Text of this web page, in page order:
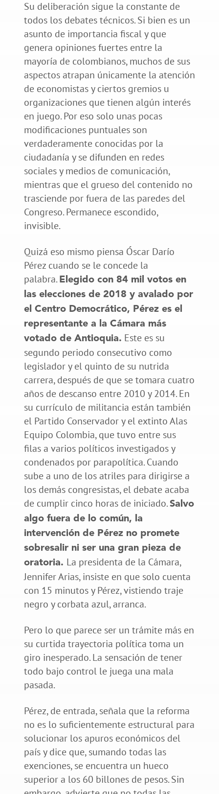
Su deliberación sigue la constante de
todos los debates técnicos. Si bien es un
asunto de importancia fiscal y que
genera opiniones fuertes entre la
mayoría de colombianos, muchos de sus
aspectos atrapan únicamente la atención
de economistas y ciertos gremios u
organizaciones que tienen algún interés
en juego. Por eso solo unas pocas
modificaciones puntuales son
verdaderamente conocidas por la
ciudadanía y se difunden en redes
sociales y medios de comunicación,
mientras que el grueso del contenido no
trasciende por fuera de las paredes del
Congreso. Permanece escondido,
invisible.
Quizá eso mismo piensa Óscar Darío
Pérez cuando se le concede la
palabra. Elegido con 84 mil votos en
las elecciones de 2018 y avalado por
el Centro Democrático, Pérez es el
representante a la Cámara más
votado de Antioquia. Este es su
segundo periodo consecutivo como
legislador y el quinto de su nutrida
carrera, después de que se tomara cuatro
años de descanso entre 2010 y 2014. En
su currículo de militancia están también
el Partido Conservador y el extinto Alas
Equipo Colombia, que tuvo entre sus
filas a varios políticos investigados y
condenados por parapolítica. Cuando
sube a uno de los atriles para dirigirse a
los demás congresistas, el debate acaba
de cumplir cinco horas de iniciado. Salvo
algo fuera de lo común, la
intervención de Pérez no promete
sobresalir ni ser una gran pieza de
oratoria. La presidenta de la Cámara,
Jennifer Arias, insiste en que solo cuenta
con 15 minutos y Pérez, vistiendo traje
negro y corbata azul, arranca.
Pero lo que parece ser un trámite más en
su curtida trayectoria política toma un
giro inesperado. La sensación de tener
todo bajo control le juega una mala
pasada.
Pérez, de entrada, señala que la reforma
no es lo suficientemente estructural para
solucionar los apuros económicos del
país y dice que, sumando todas las
exenciones, se encuentra un hueco
superior a los 60 billones de pesos. Sin